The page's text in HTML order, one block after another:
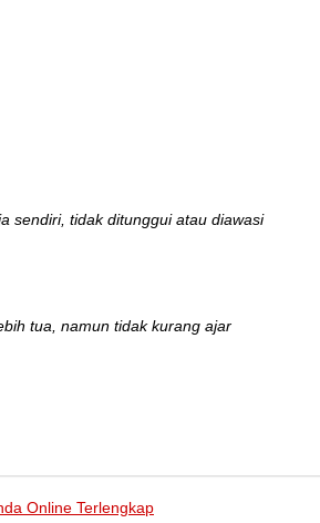
sendiri, tidak ditunggui atau diawasi
tua, namun tidak kurang ajar
Online Terlengkap